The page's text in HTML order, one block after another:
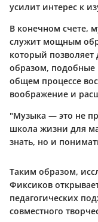
усилит интерес к
В конечном счете,
служит мощным
который
образом,
общем процессе
воображение и
"Музыка — это не
школа жизни для
знать, но и
Таким образом,
Фиксиков
педагогических
совместного